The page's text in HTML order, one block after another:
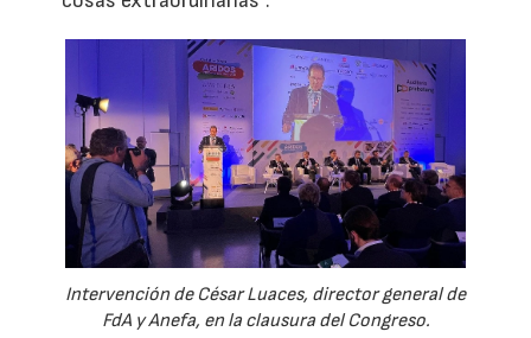
Intervención de César Luaces, director general de
FdA y Anefa, en la clausura del Congreso.